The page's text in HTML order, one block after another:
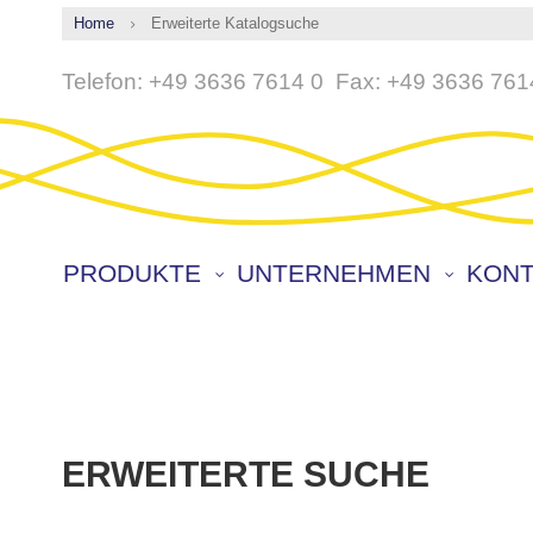
Direkt
Inhalt
Telefon: +49 3636 7614 0 Fax: +49 3636
PRODUKTE UNTERNEHMEN
ERWEITERTE SUCHE
Home Erweiterte Katalogsuche